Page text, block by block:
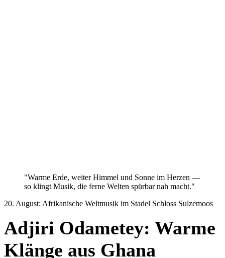
"Warme Erde, weiter Himmel und Sonne im Herzen —
so klingt Musik, die ferne Welten spürbar nah macht."
20. August: Afrikanische Weltmusik im Stadel Schloss Sulzemoos
Adjiri Odametey: Warme
Klänge aus Ghana